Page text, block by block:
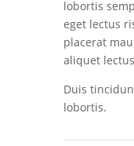
lobortis
eget lectus
placerat
aliquet
Duis
lobortis.